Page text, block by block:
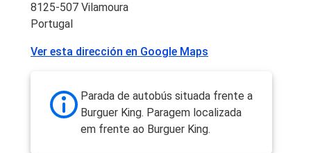
8125-507 Vilamoura
Portugal
Ver esta dirección en Google Maps
Parada de autobús situada frente a
Burguer King. Paragem localizada
em frente ao Burguer King.